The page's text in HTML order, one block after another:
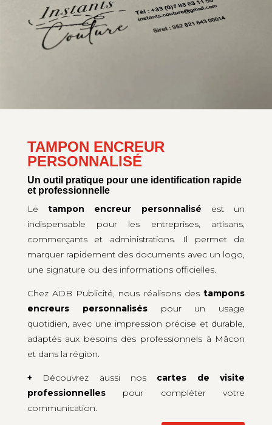
TAMPON ENCREUR
PERSONNALISÉ
Un outil pratique pour une identification rapide
et professionnelle
Letampon encreur personnalisé est un
indispensable pour les entreprises, artisans,
commerçants et administrations. Il permet de
marquer rapidement des documents avec un logo,
une signature ou des informations officielles.
Chez ADB Publicité, nous réalisons destampons
encreurs personnaliséspour un usage
quotidien, avec une impression précise et durable,
adaptés aux besoins des professionnels à Mâcon
et dans la région.
+ Découvrez aussi nos cartes de visite
professionnellespour compléter votre
communication.